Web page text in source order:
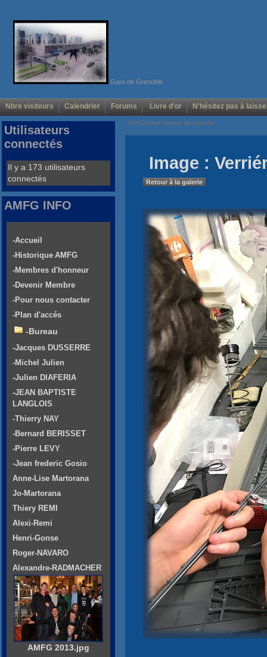
Gare de Grenoble
Nbre visiteurs Calendrier Forums Livre d'or N'hésitez pas à
Voir/Cacher menus de gauche
Image :
Retour à la galerie
Utilisateurs
connectés
Il y a 173 utilisateurs
connectés
AMFG INFO
-Accueil
-Historique AMFG
-Membres d'honneur
-Devenir Membre
-Pour nous contacter
-Plan d'accés
-Bureau
-Jacques DUSSERRE
-Michel Julien
-Julien DIAFERIA
-JEAN BAPTISTE
LANGLOIS
-Thierry NAY
-Bernard BERISSET
-Pierre LEVY
-Jean frederic Gosio
Anne-Lise Martorana
Jo-Martorana
Thiery REMI
Alexi-Remi
Henri-Gonse
Roger-NAVARO
Alexandre-RADMACHER
AMFG 2013.jpg